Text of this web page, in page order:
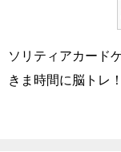
ソリティアカード
きま時間に脳トレ！